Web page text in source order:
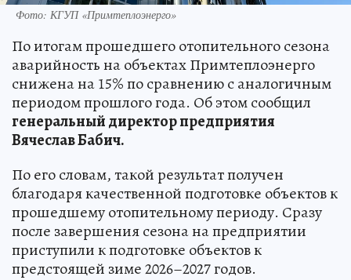
Фото: КГУП «Примтеплоэнерго»
По итогам прошедшего отопительного сезона
аварийность на объектах Примтеплоэнерго
снижена на 15% по сравнению с аналогичным
периодом прошлого года. Об этом сообщил
генеральный директор предприятия
Вячеслав Бабич.
По его словам, такой результат получен
благодаря качественной подготовке объектов к
прошедшему отопительному периоду. Сразу
после завершения сезона на предприятии
приступили к подготовке объектов к
предстоящей зиме 2026–2027 годов.